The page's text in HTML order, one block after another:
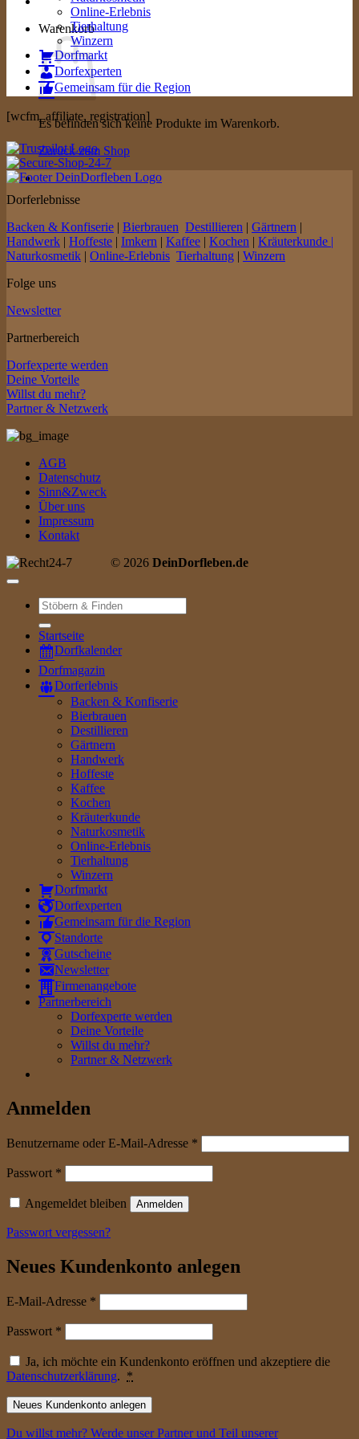
Warenkorb
Es befinden sich keine Produkte im Warenkorb.
Zurück zum Shop
Online-Erlebnis
Tierhaltung
Winzern
Dorfmarkt
Dorfexperten
Gemeinsam für die Region
[wcfm_affiliate_registration]
Dorferlebnisse
Backen & Konfiserie | Bierbrauen Destillieren | Gärtnern |
Handwerk | Hoffeste | Imkern | Kaffee | Kochen | Kräuterkunde |
Naturkosmetik | Online-Erlebnis Tierhaltung | Winzern
Folge uns
Newsletter
Partnerbereich
Dorfexperte werden
Deine Vorteile
Willst du mehr?
Partner & Netzwerk
AGB
Datenschutz
Sinn&Zweck
Über uns
Impressum
Kontakt
© 2026 DeinDorfleben.de
Suche
nach:
Startseite
Dorfkalender
Dorfmagazin
Dorferlebnis
Backen & Konfiserie
Bierbrauen
Destillieren
Gärtnern
Handwerk
Hoffeste
Kaffee
Kochen
Kräuterkunde
Naturkosmetik
Online-Erlebnis
Tierhaltung
Winzern
Dorfmarkt
Dorfexperten
Gemeinsam für die Region
Standorte
Gutscheine
Newsletter
Firmenangebote
Partnerbereich
Dorfexperte werden
Deine Vorteile
Willst du mehr?
Partner & Netzwerk
Anmelden
Benutzername oder E-Mail-Adresse *
Passwort *
Angemeldet bleiben Anmelden
Passwort vergessen?
Neues Kundenkonto anlegen
E-Mail-Adresse *
Passwort *
Ja, ich möchte ein Kundenkonto eröffnen und akzeptiere die
Datenschutzerklärung. *
Neues Kundenkonto anlegen
Du willst mehr? Werde unser Partner und Teil unserer